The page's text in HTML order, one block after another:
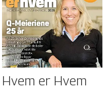
Hvem er Hvem